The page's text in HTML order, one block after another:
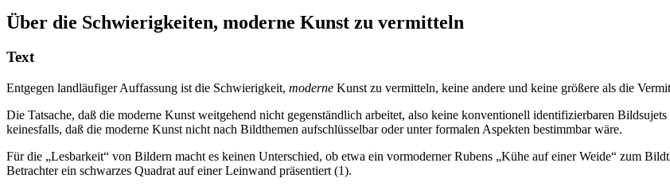
Über die Schwierigkeiten, moderne Kunst zu vermitteln
Text
Entgegen landläufiger Auffassung ist die Schwierigkeit, moderne Kunst zu vermitteln, keine andere und keine größere als die
Die Tatsache, daß die moderne Kunst weitgehend nicht gegenständlich arbeitet, also keine konventionell identifizierbaren
keinesfalls, daß die moderne Kunst nicht nach Bildthemen aufschlüsselbar oder unter formalen Aspekten bestimmbar wäre.
Für die „Lesbarkeit“ von Bildern macht es keinen Unterschied, ob etwa ein vormoderner Rubens „Kühe auf einer Weide“ zum
Betrachter ein schwarzes Quadrat auf einer Leinwand präsentiert (1).